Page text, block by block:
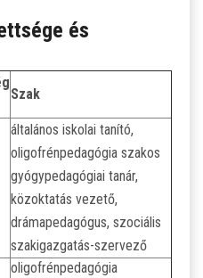
és
Szak
általános iskolai tanító,
oligofrénpedagógia szakos
gyógypedagógiai tanár,
közoktatás vezető,
drámapedagógus, szociális
szakigazgatás-szervező
oligofrénpedagógia